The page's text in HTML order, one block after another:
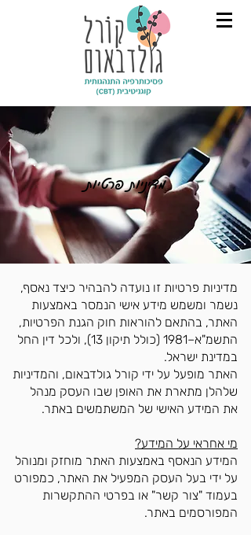
מדיניות פרטיות
מדיניות פרטיות זו נועדה להבהיר כיצד נאסף,
נשמר ומשמש מידע אישי הנמסר באמצעות
האתר, בהתאם להוראות חוק הגנת הפרטיות,
התשמ"א–1981 (כולל תיקון 13), ולכל דין החל
במדינת ישראל.
האתר מופעל על ידי קורל גולדבאום, והמדיניות
שלהלן מתארת את האופן שבו העסק מנהל
את המידע האישי של המשתמשים באתר.
מי אחראי על המידע?
המידע הנאסף באמצעות האתר מוחזק ומנוהל
על ידי בעל העסק המפעיל את האתר, כמפורט
בעמוד "צור קשר" או בפרטי ההתקשרות
המפורסמים באתר.